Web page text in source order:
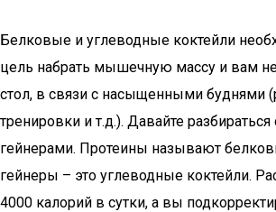
Белковые и углеводные коктейли
цель набрать мышечную массу и вам
стол, в связи с насыщенными буднями
тренировки и т.д.). Давайте
гейнерами. Протеины называют
гейнеры – это углеводные коктейли.
4000 калорий в сутки, а вы